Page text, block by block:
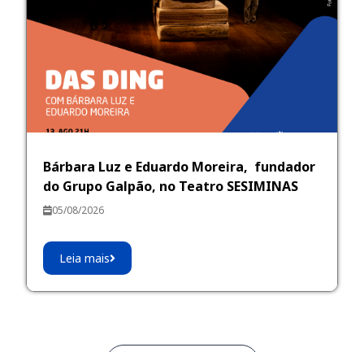
Bárbara Luz e Eduardo Moreira, fundador
do Grupo Galpão, no Teatro SESIMINAS
05/08/2026
Leia mais